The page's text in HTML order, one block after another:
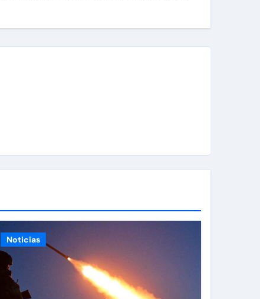
Noticias